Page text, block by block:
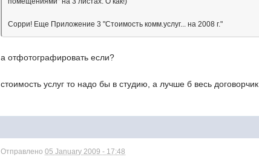
Сорри! Еще Приложение 3 "Стоимость комм.услуг... на 2008 г."
а отфотографировать если?
стоимость услуг то надо бы в студию, а лучше б весь договорчик
Отправлено05 January 2009 - 17:48